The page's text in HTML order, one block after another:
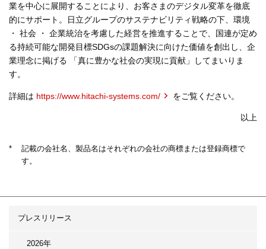
業を中心に展開することにより、お客さまのデジタル変革を徹底
的にサポート。日立グループのサステナビリティ戦略の下、環境
・ 社会 ・ 企業統治を考慮した経営を推進することで、国連が定め
る持続可能な開発目標SDGsの課題解決に向けた価値を創出し、企
業理念に掲げる 「真に豊かな社会の実現に貢献」してまいりま
す。
詳細は https://www.hitachi-systems.com/ をご覧ください。
以上
*
記載の会社名、製品名はそれぞれの会社の商標または登録商標で
す。
プレスリリース
2026年